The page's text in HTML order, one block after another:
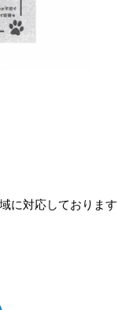
に対応しておりま